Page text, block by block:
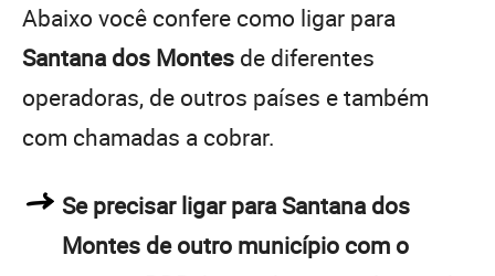
Abaixo você confere como ligar para
Santana dos Montes de diferentes
operadoras, de outros países e também
com chamadas a cobrar.
Se precisar ligar para Santana dos
Montes de outro município com o